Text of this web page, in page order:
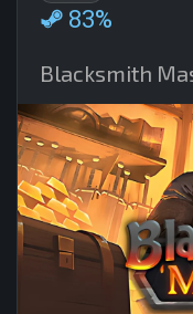
83%
Blacksmith